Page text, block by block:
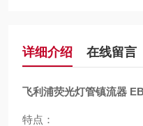
详细介绍 在线留言
飞利浦荧光灯管镇流器
特点：